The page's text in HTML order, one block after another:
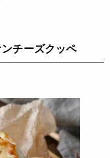
チーズクッペ